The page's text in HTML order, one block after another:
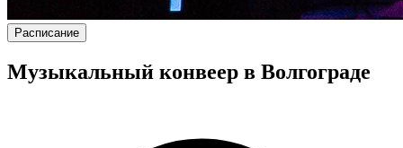
Расписание
Музыкальный конвеер в Волгограде